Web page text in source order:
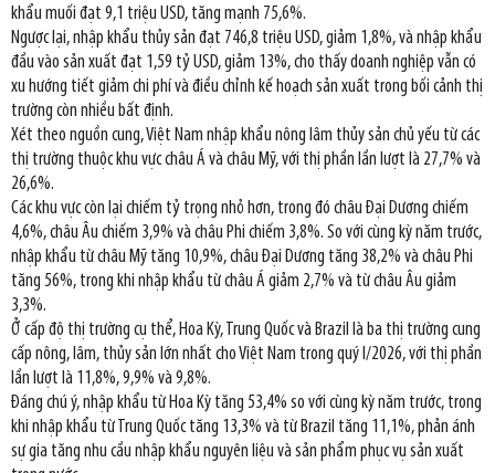
khẩu muối đạt 9,1 triệu USD, tăng mạnh 75,6%.
Ngược lại, nhập khẩu thủy sản đạt 746,8 triệu USD, giảm 1,8%, và nhập khẩu
đầu vào sản xuất đạt 1,59 tỷ USD, giảm 13%, cho thấy doanh nghiệp vẫn có
xu hướng tiết giảm chi phí và điều chỉnh kế hoạch sản xuất trong bối cảnh thị
trường còn nhiều bất định.
Xét theo nguồn cung, Việt Nam nhập khẩu nông lâm thủy sản chủ yếu từ các
thị trường thuộc khu vực châu Á và châu Mỹ, với thị phần lần lượt là 27,7% và
26,6%.
Các khu vực còn lại chiếm tỷ trọng nhỏ hơn, trong đó châu Đại Dương chiếm
4,6%, châu Âu chiếm 3,9% và châu Phi chiếm 3,8%. So với cùng kỳ năm trước,
nhập khẩu từ châu Mỹ tăng 10,9%, châu Đại Dương tăng 38,2% và châu Phi
tăng 56%, trong khi nhập khẩu từ châu Á giảm 2,7% và từ châu Âu giảm
3,3%.
Ở cấp độ thị trường cụ thể, Hoa Kỳ, Trung Quốc và Brazil là ba thị trường cung
cấp nông, lâm, thủy sản lớn nhất cho Việt Nam trong quý I/2026, với thị phần
lần lượt là 11,8%, 9,9% và 9,8%.
Đáng chú ý, nhập khẩu từ Hoa Kỳ tăng 53,4% so với cùng kỳ năm trước, trong
khi nhập khẩu từ Trung Quốc tăng 13,3% và từ Brazil tăng 11,1%, phản ánh
sự gia tăng nhu cầu nhập khẩu nguyên liệu và sản phẩm phục vụ sản xuất